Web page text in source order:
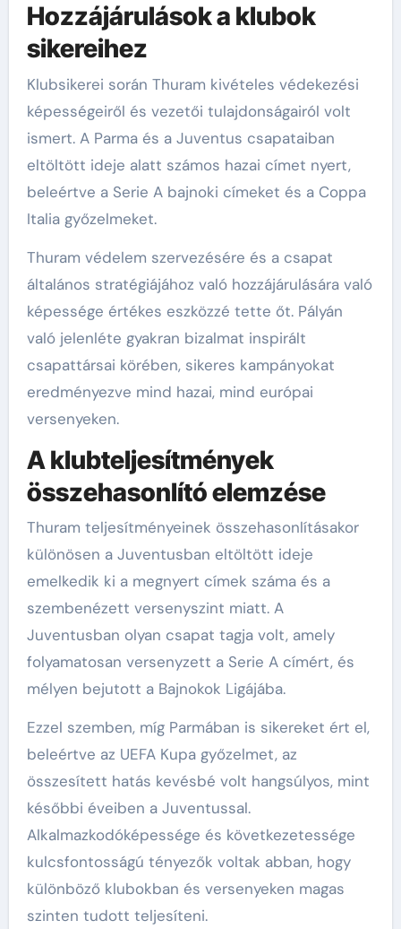
Hozzájárulások a klubok
sikereihez
Klubsikerei során Thuram kivételes védekezési
képességeiről és vezetői tulajdonságairól volt
ismert. A Parma és a Juventus csapataiban
eltöltött ideje alatt számos hazai címet nyert,
beleértve a Serie A bajnoki címeket és a Coppa
Italia győzelmeket.
Thuram védelem szervezésére és a csapat
általános stratégiájához való hozzájárulására való
képessége értékes eszközzé tette őt. Pályán
való jelenléte gyakran bizalmat inspirált
csapattársai körében, sikeres kampányokat
eredményezve mind hazai, mind európai
versenyeken.
A klubteljesítmények
összehasonlító elemzése
Thuram teljesítményeinek összehasonlításakor
különösen a Juventusban eltöltött ideje
emelkedik ki a megnyert címek száma és a
szembenézett versenyszint miatt. A
Juventusban olyan csapat tagja volt, amely
folyamatosan versenyzett a Serie A címért, és
mélyen bejutott a Bajnokok Ligájába.
Ezzel szemben, míg Parmában is sikereket ért el,
beleértve az UEFA Kupa győzelmet, az
összesített hatás kevésbé volt hangsúlyos, mint
későbbi éveiben a Juventussal.
Alkalmazkodóképessége és következetessége
kulcsfontosságú tényezők voltak abban, hogy
különböző klubokban és versenyeken magas
szinten tudott teljesíteni.